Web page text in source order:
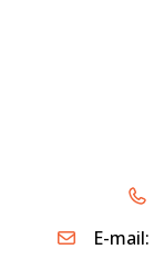
E-mail: